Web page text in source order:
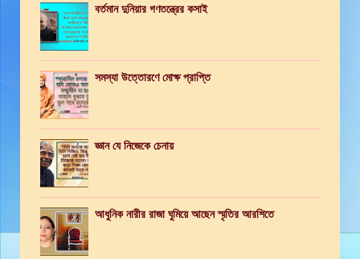
বর্তমান দুনিয়ার গণতন্ত্রের কসাই
সমস্যা উত্তোরণে মোক্ষ প্রাপ্তি
জ্ঞান যে নিজেকে চেনায়
আধুনিক নারীর রাজা ঘুমিয়ে আছেন স্মৃতির আরশিতে